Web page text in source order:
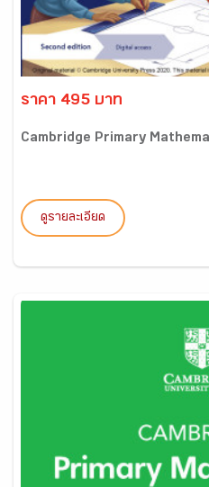
ราคา 495 บาท
Cambridge Primary
ดูรายละเอียด